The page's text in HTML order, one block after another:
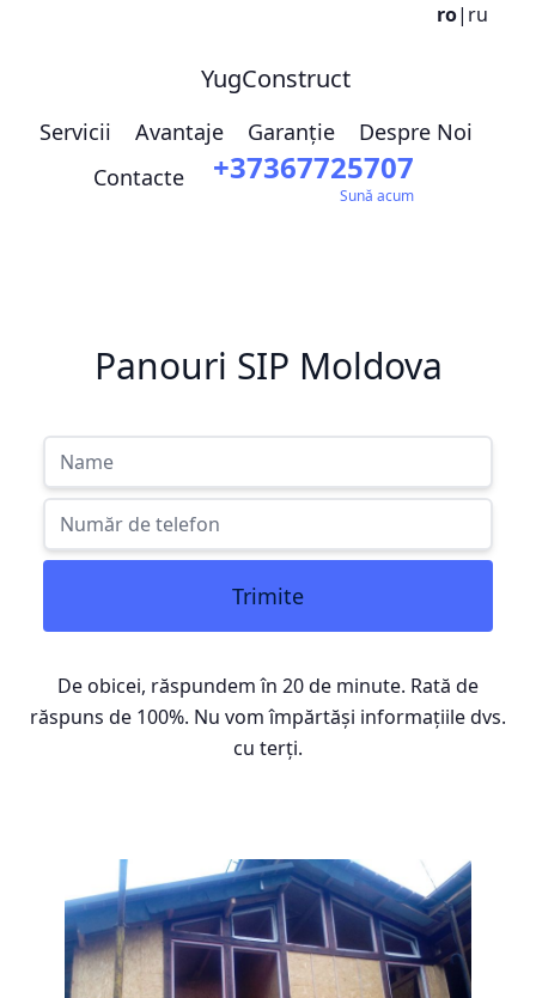
ro| ru
YugConstruct
Servicii Avantaje Garanție
Despre Noi
Contacte
+37367725707
Sună acum
Panouri SIP Moldova
Trimite
De obicei, răspundem în 20 de minute. Rată de
răspuns de 100%. Nu vom împărtăși informațiile dvs.
cu terți.